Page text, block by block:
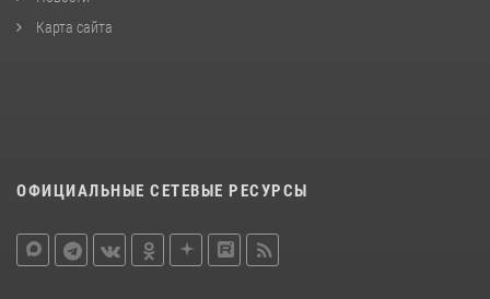
Карта сайта
ОФИЦИАЛЬНЫЕ СЕТЕВЫЕ РЕСУРСЫ